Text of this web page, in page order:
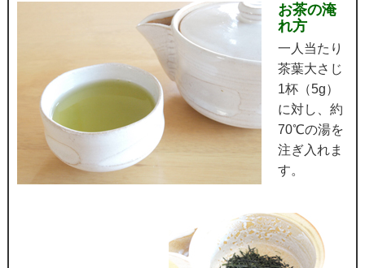
お茶の淹
れ方
一人当たり
茶葉大さじ
1杯（5g）
に対し、約
70℃の湯を
注ぎ入れま
す。